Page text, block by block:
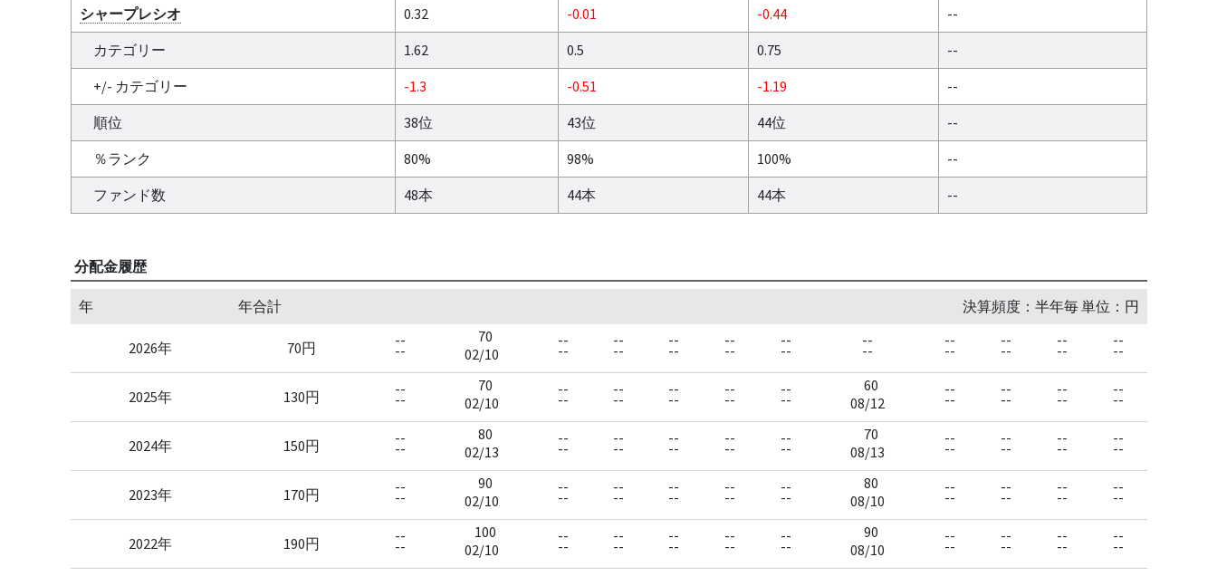
シャープレシオ
0.32 -0.01 -0.44
--
カテゴリー
1.62 0.5 0.75
--
+/- カテゴリー
-1.3 -0.51 -1.19
--
順位
38位 43位 44位
--
％ランク
80% 98% 100%
--
ファンド数
48本 44本 44本 --
分配金履歴
年 年合計 決算頻度：半年毎 単位：円
2026年 70円 --
--
70
02/10
--
--
--
--
--
--
--
--
--
--
--
--
--
--
--
--
--
--
--
--
2025年 130円 --
--
70
02/10
--
--
--
--
--
--
--
--
--
--
60
08/12
--
--
--
--
--
--
--
--
2024年 150円 --
--
80
02/13
--
--
--
--
--
--
--
--
--
--
70
08/13
--
--
--
--
--
--
--
--
2023年 170円 --
--
90
02/10
--
--
--
--
--
--
--
--
--
--
80
08/10
--
--
--
--
--
--
--
--
2022年 190円 --
--
100
02/10
--
--
--
--
--
--
--
--
--
--
90
08/10
--
--
--
--
--
--
--
--